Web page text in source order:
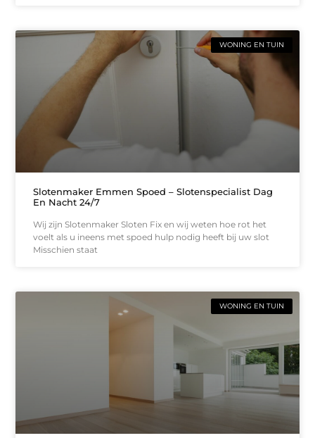
WONING EN TUIN
Slotenmaker Emmen Spoed – Slotenspecialist Dag
En Nacht 24/7
Wij zijn Slotenmaker Sloten Fix en wij weten hoe rot het
voelt als u ineens met spoed hulp nodig heeft bij uw slot
Misschien staat
WONING EN TUIN